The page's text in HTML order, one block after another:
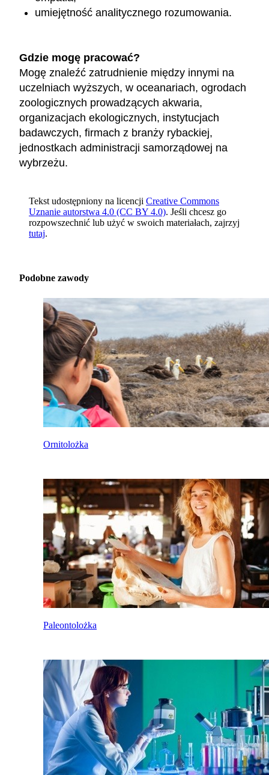
umiejętność analitycznego rozumowania.
Gdzie mogę pracować?
Mogę znaleźć zatrudnienie między innymi na
uczelniach wyższych, w oceanariach, ogrodach
zoologicznych prowadzących akwaria,
organizacjach ekologicznych, instytucjach
badawczych, firmach z branży rybackiej,
jednostkach administracji samorządowej na
wybrzeżu.
Tekst udostępniony na licencji Creative Commons
Uznanie autorstwa 4.0 (CC BY 4.0). Jeśli chcesz go
rozpowszechnić lub użyć w swoich materiałach, zajrzyj
tutaj.
Podobne zawody
Ornitolożka
Paleontolożka